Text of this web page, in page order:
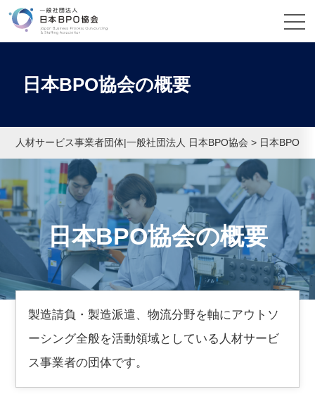
日本BPO協会の概要
人材サービス事業者団体|一般社団法人 日本BPO協会 > 日本BPO協
日本BPO協会の概要
製造請負・製造派遣、物流分野を軸にアウトソ
ーシング全般を活動領域としている 人材サービ
ス事業者の団体です。